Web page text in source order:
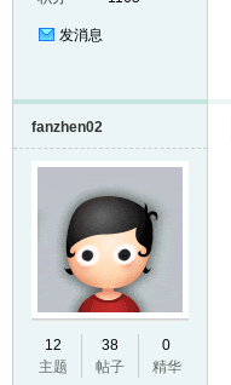
发消息
fanzhen02
12
主题
38
帖子
0
精华